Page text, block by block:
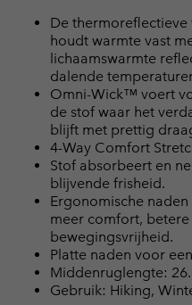
De
houdt warmte vast
lichaamswarmte
dalende
Omni-Wick™ voert
de stof waar het
blijft met prettig
4-Way Comfort
Stof absorbeert en
blijvende frisheid.
Ergonomische
meer comfort,
bewegingsvrijheid.
Platte naden voor
Middenruglengte:
Gebruik: Hiking,